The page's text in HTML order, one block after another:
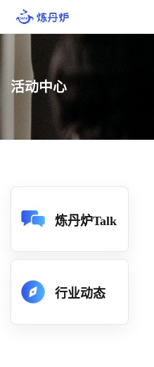
产品介绍
品牌数据
店铺数据
分析
活动中心
炼丹炉Talk
行业动态